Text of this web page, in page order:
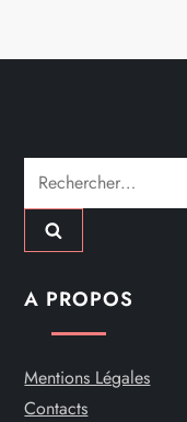
’
r
t
i
c
l
Rechercher :
A PROPOS
Mentions Légales
Contacts